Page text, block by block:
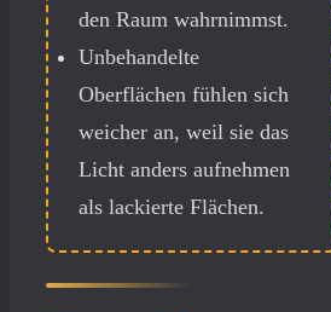
den Raum wahrnimmst.
Unbehandelte
Oberflächen fühlen sich
weicher an, weil sie das
Licht anders aufnehmen
als lackierte Flächen.